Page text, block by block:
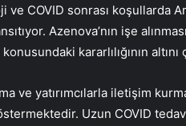
ve COVID sonrası koşullarda
Azenova’nın işe
kararlılığının altını
ve yatırımcılarla iletişim
Uzun COVID